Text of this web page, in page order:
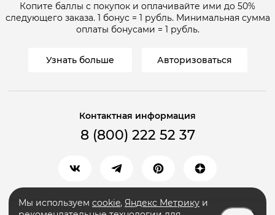
Копите баллы с покупок и оплачивайте ими до 50%
следующего заказа. 1 бонус = 1 рубль. Минимальная сумма
оплаты бонусами = 1 рубль.
Узнать больше Авторизоваться
Контактная информация
8 (800) 222 52 37
Мы используем cookie, Яндекс Метрику и